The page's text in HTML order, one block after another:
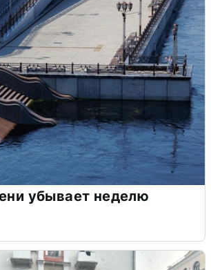
убывает неделю